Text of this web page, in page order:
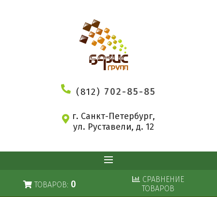
(812) 702-85-85
г. Санкт-Петербург,
ул. Руставели, д. 12
ТОВАРОВ: 0
СРАВНЕНИЕ
ТОВАРОВ